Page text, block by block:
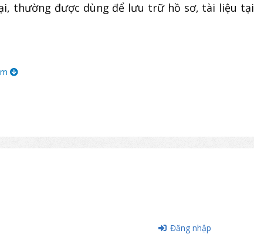
thường được dùng để lưu trữ hồ sơ, tài liệu tại
Đăng nhập